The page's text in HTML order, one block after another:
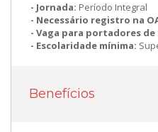
Jornada: Período Integral
Necessário registro na
Vaga para portadores de
Escolaridade mínima:
Benefícios